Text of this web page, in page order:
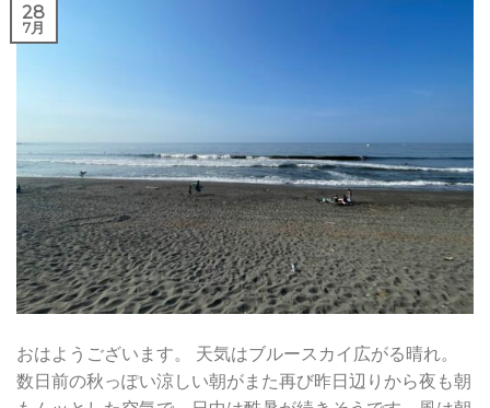
28
7月
おはようございます。 天気はブルースカイ広がる晴れ。
数日前の秋っぽい涼しい朝がまた再び昨日辺りから夜も朝